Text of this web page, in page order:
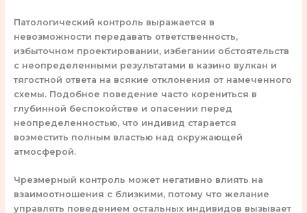
Патологический контроль выражается в
невозможности передавать ответственность,
избыточном проектировании, избегании обстоятельств
с неопределенными результатами в казино вулкан и
тягостной ответа на всякие отклонения от намеченного
схемы. Подобное поведение часто корениться в
глубинной беспокойстве и опасении перед
неопределенностью, что индивид старается
возместить полным властью над окружающей
атмосферой.
Чрезмерный контроль может негативно влиять на
взаимоотношения с близкими, потому что желание
управлять поведением остальных индивидов вызывает